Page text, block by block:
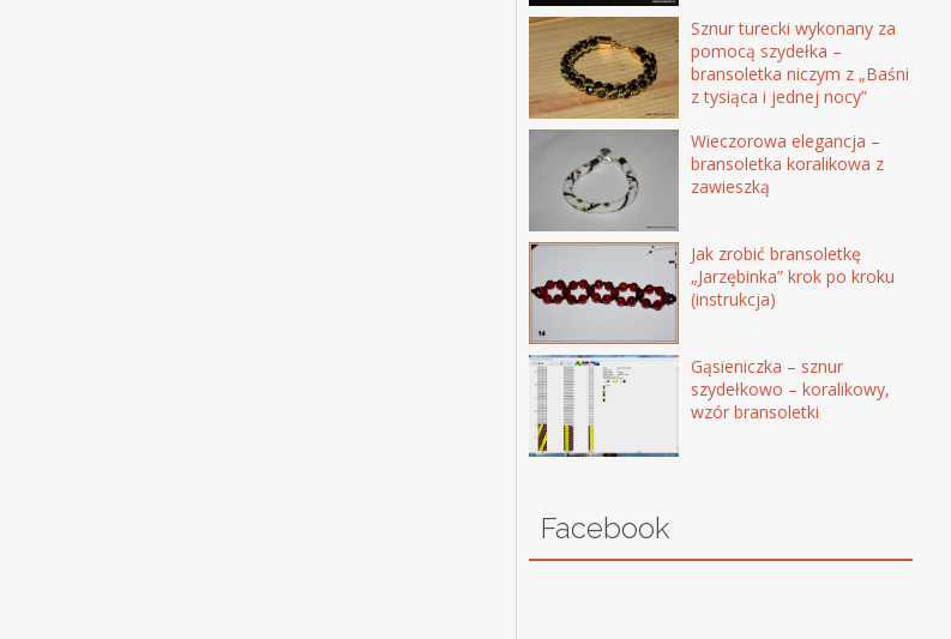
Sznur turecki wykonany za
pomocą szydełka –
bransoletka niczym z „Baśni
z tysiąca i jednej nocy”
Wieczorowa elegancja –
bransoletka koralikowa z
zawieszką
Jak zrobić bransoletkę
„Jarzębinka” krok po kroku
(instrukcja)
Gąsieniczka – sznur
szydełkowo – koralikowy,
wzór bransoletki
Facebook